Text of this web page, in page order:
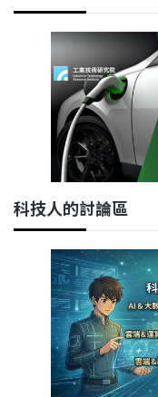
科技人的討論區